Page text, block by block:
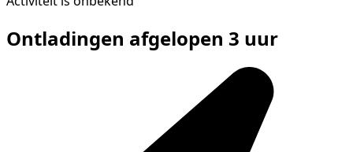
Ontladingen afgelopen 3 uur